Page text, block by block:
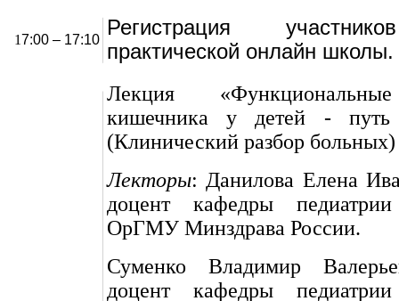
17:00 – 17:10
Регистрация
практической онлайн школы.
Лекция
кишечника у детей - путь
(Клинический разбор больных)
Лекторы: Данилова Елена
доцент кафедры
ОрГМУ Минздрава России.
Суменко Владимир
доцент кафедры